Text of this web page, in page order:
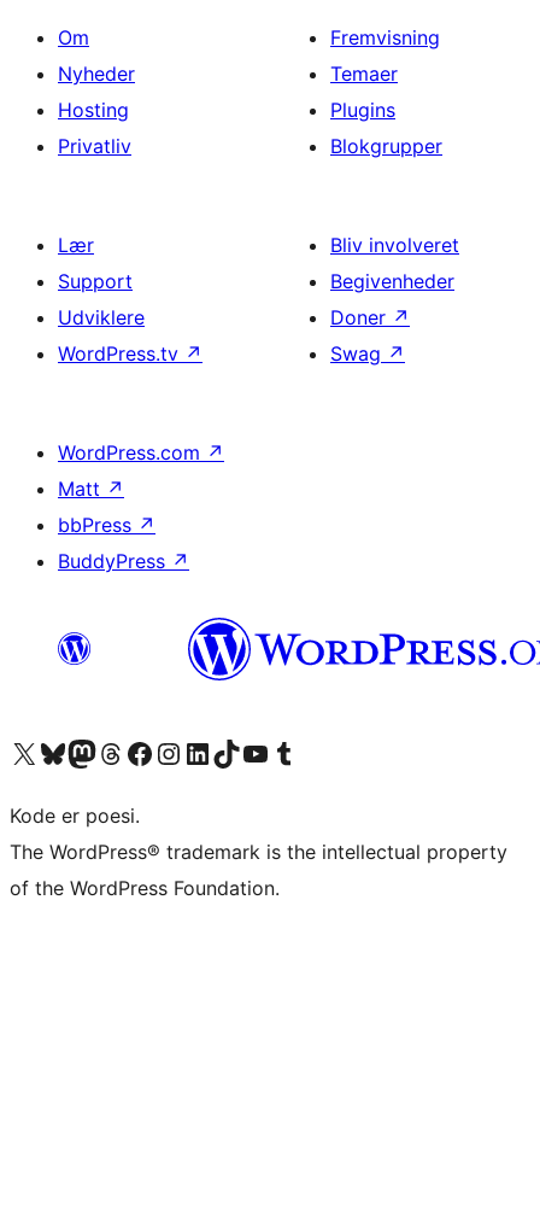
Om
Nyheder
Hosting
Privatliv
Fremvisning
Temaer
Plugins
Blokgrupper
Lær
Support
Udviklere
WordPress.tv ↗
Bliv involveret
Begivenheder
Doner ↗
Swag ↗
WordPress.com ↗
Matt ↗
bbPress ↗
BuddyPress ↗
Besøg vores X (tidligere Twitter) konto
Besøg vores Bluesky-konto
Besøg vores Mastodon konto
Besøg vores Threads-konto
Besøg vores Facebook sideBesøg vores Instagram konto
Besøg vores LinkedIn konto
Besøg vores TikTok-konto
Besøg vores YouTube-kanalBesøg vores Tumblr-konto
Kode er poesi.
The WordPress® trademark is the intellectual property
of the WordPress Foundation.